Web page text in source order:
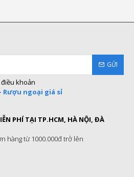
GỬI
khoản
Rượu ngoại giá sỉ
PHÍ TẠI TP.HCM, HÀ NỘI, ĐÀ
hàng từ 1000.000đ trở lên